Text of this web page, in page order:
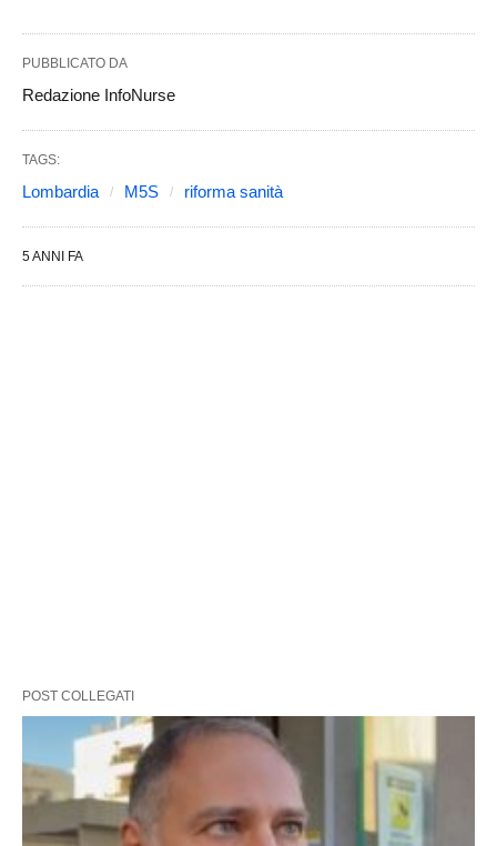
PUBBLICATO DA
Redazione InfoNurse
TAGS:
Lombardia M5S riforma sanità
5 ANNI FA
POST COLLEGATI